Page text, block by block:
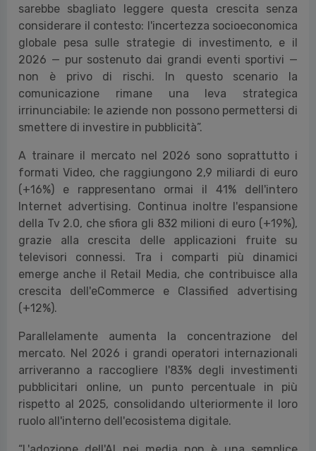
sarebbe sbagliato leggere questa crescita senza
considerare il contesto: l'incertezza socioeconomica
globale pesa sulle strategie di investimento, e il
2026 — pur sostenuto dai grandi eventi sportivi —
non è privo di rischi. In questo scenario la
comunicazione rimane una leva strategica
irrinunciabile: le aziende non possono permettersi di
smettere di investire in pubblicità”.
A trainare il mercato nel 2026 sono soprattutto i
formati Video, che raggiungono 2,9 miliardi di euro
(+16%) e rappresentano ormai il 41% dell'intero
Internet advertising. Continua inoltre l'espansione
della Tv 2.0, che sfiora gli 832 milioni di euro (+19%),
grazie alla crescita delle applicazioni fruite su
televisori connessi. Tra i comparti più dinamici
emerge anche il Retail Media, che contribuisce alla
crescita dell'eCommerce e Classified advertising
(+12%).
Parallelamente aumenta la concentrazione del
mercato. Nel 2026 i grandi operatori internazionali
arriveranno a raccogliere l'83% degli investimenti
pubblicitari online, un punto percentuale in più
rispetto al 2025, consolidando ulteriormente il loro
ruolo all'interno dell'ecosistema digitale.